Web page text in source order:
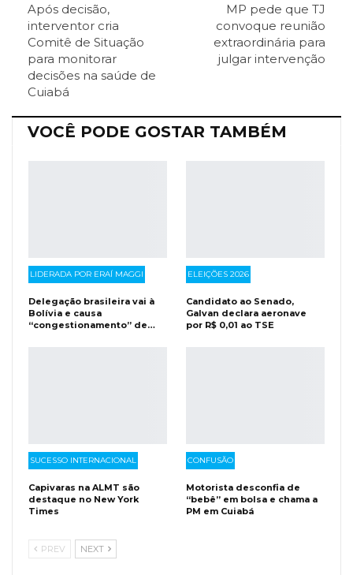
Telegram
Facebook Messenger O email
Após decisão,
interventor cria
Comitê de Situação
para monitorar
decisões na saúde de
Cuiabá
MP pede que TJ
convoque reunião
extraordinária para
julgar intervenção
VOCÊ PODE GOSTAR TAMBÉM
LIDERADA POR ERAÍ MAGGI
Delegação brasileira vai à
Bolívia e causa
“congestionamento” de…
ELEIÇÕES 2026
Candidato ao Senado,
Galvan declara aeronave
por R$ 0,01 ao TSE
SUCESSO INTERNACIONAL
Capivaras na ALMT são
destaque no New York
Times
CONFUSÃO
Motorista desconfia de
“bebê” em bolsa e chama a
PM em Cuiabá
PREV NEXT